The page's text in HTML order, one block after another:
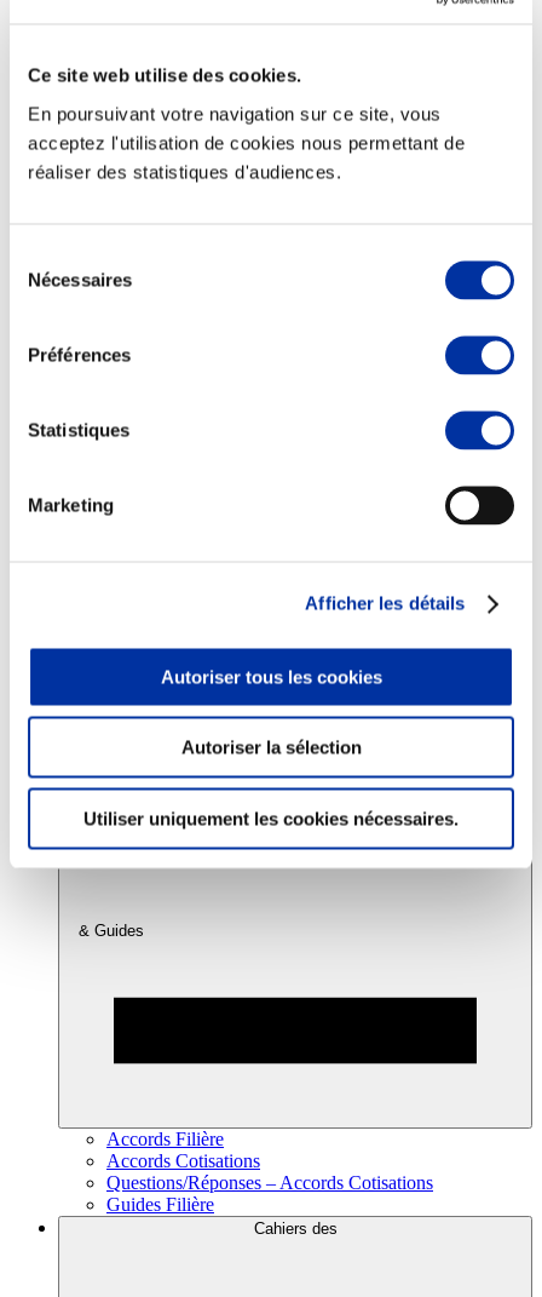
Ce site web utilise des cookies.
En poursuivant votre navigation sur ce site, vous
acceptez l'utilisation de cookies nous permettant de
réaliser des statistiques d'audiences.
Nécessaires
Préférences
Statistiques
Marketing
Afficher les détails
Autoriser tous les cookies
Autoriser la sélection
Utiliser uniquement les cookies nécessaires.
Transport – mise en marché
Abattoir
Viandes et santé
Juste rémunération et attractivité des métiers
Sources d’information
Accords
& Guides
Accords Filière
Accords Cotisations
Questions/Réponses – Accords Cotisations
Guides Filière
Cahiers des